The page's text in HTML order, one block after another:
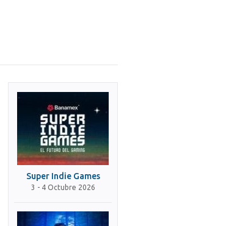
Super Indie Games
3 - 4 Octubre 2026